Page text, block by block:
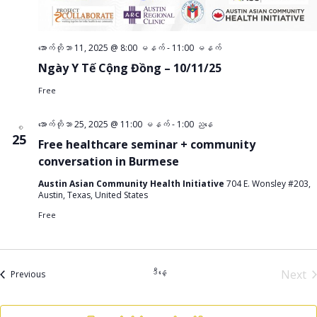
Ngày Y Tế Cộng Đồng – 10/11/25
အောက်တိုဘာ 11, 2025 @ 8:00 မနက်- 11:00 မနက်
Free
စ
25
Free healthcare seminar + community
conversation in Burmese
အောက်တိုဘာ 25, 2025 @ 11:00 မနက်- 1:00 ညနေ
Austin Asian Community Health Initiative 704 E. Wonsley #203,
Austin, Texas, United States
Free
Previousအဲ့ဒါနဲ့ ဒီနေ့
Next